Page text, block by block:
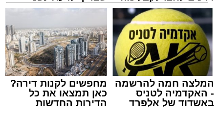
צילום: דוברות איחוד הצלה
מערכת האתר / 15:39 07.08.26
איחוד הצלה
שמגיע לכם
שמגישים הצעה לדירה
המלצה חמה להרשמה
- האקדמיה לטניס
באשדוד של אלפרד
מחפשים לקנות דירה?
כאן תמצאו את כל
הדירות החדשות